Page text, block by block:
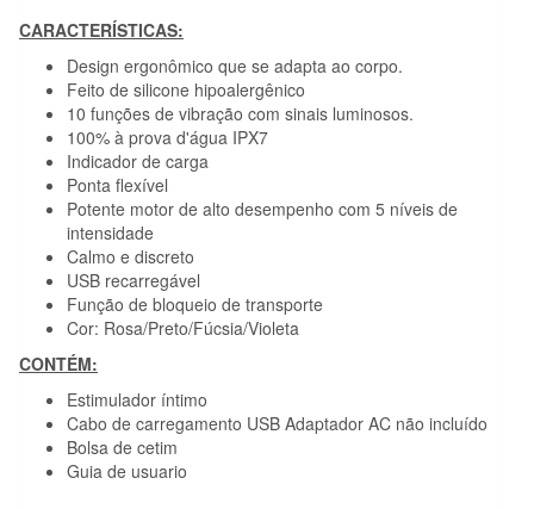
CARACTERÍSTICAS:
Design ergonômico que se adapta ao corpo.
Feito de silicone hipoalergênico
10 funções de vibração com sinais luminosos.
100% à prova d'água IPX7
Indicador de carga
Ponta flexível
Potente motor de alto desempenho com 5 níveis de
intensidade
Calmo e discreto
USB recarregável
Função de bloqueio de transporte
Cor: Rosa/Preto/Fúcsia/Violeta
CONTÉM:
Estimulador íntimo
Cabo de carregamento USB Adaptador AC não incluído
Bolsa de cetim
Guia de usuario